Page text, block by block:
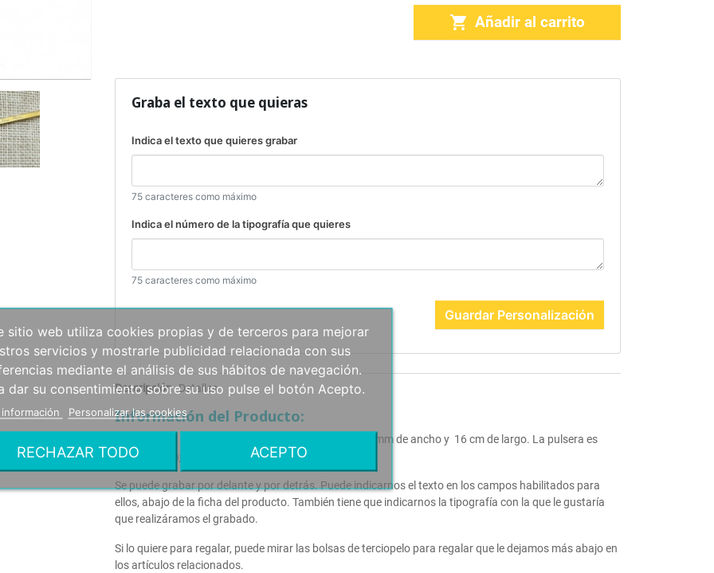
 Añadir al carrito
Graba el texto que quieras
Indica el texto que quieres grabar
75 caracteres como máximo
Indica el número de la tipografía que quieres
75 caracteres como máximo
Guardar Personalización
Descripción Detalles
Información del Producto:
Pulsera para grabar en acero inoxidable dorado de 4 mm de ancho y 16 cm de largo. La pulsera es
flexible y se ajusta a todos los tamaños.
Se puede grabar por delante y por detrás. Puede indicarnos el texto en los campos habilitados para
ellos, abajo de la ficha del producto. También tiene que indicarnos la tipografía con la que le gustaría
que realizáramos el grabado.
Si lo quiere para regalar, puede mirar las bolsas de terciopelo para regalar que le dejamos más abajo en
los artículos relacionados.
sitio web utiliza cookies propias y de terceros para mejorar
servicios y mostrarle publicidad relacionada con sus
mediante el análisis de sus hábitos de navegación.
dar su consentimiento sobre su uso pulse el botón Acepto.
Personalizar las cookies
RECHAZAR TODO ACEPTO